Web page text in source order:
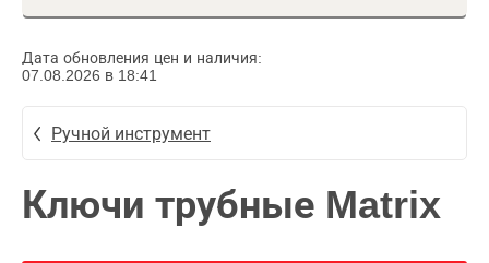
Дата обновления цен и наличия:
07.08.2026 в 18:41
Ручной инструмент
Ключи трубные Matrix